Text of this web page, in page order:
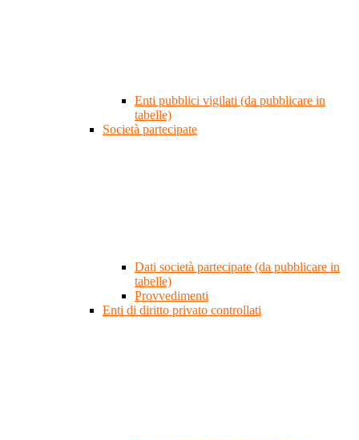
Enti pubblici vigilati (da pubblicare in
tabelle)
Società partecipate
Dati società partecipate (da pubblicare in
tabelle)
Provvedimenti
Enti di diritto privato controllati